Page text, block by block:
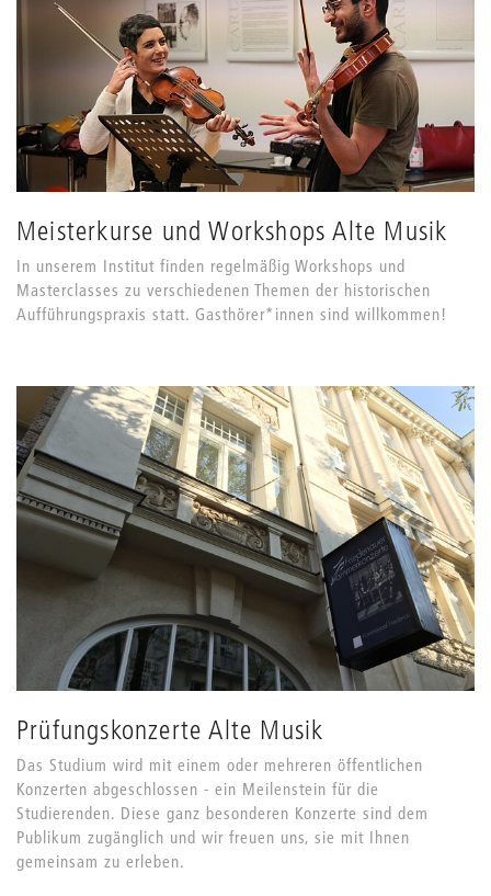
Meisterkurse und Workshops Alte Musik
In unserem Institut finden regelmäßig Workshops und
Masterclasses zu verschiedenen Themen der historischen
Aufführungspraxis statt. Gasthörer*innen sind willkommen!
Prüfungskonzerte Alte Musik
Das Studium wird mit einem oder mehreren öffentlichen
Konzerten abgeschlossen - ein Meilenstein für die
Studierenden. Diese ganz besonderen Konzerte sind dem
Publikum zugänglich und wir freuen uns, sie mit Ihnen
gemeinsam zu erleben.